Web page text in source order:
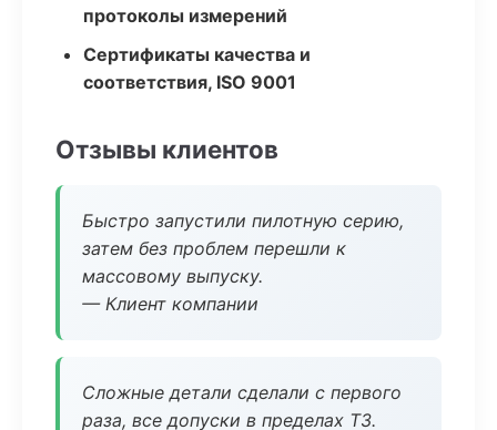
протоколы измерений
Сертификаты качества и
соответствия, ISO 9001
Отзывы клиентов
Быстро запустили пилотную серию,
затем без проблем перешли к
массовому выпуску.
— Клиент компании
Сложные детали сделали с первого
раза, все допуски в пределах ТЗ.